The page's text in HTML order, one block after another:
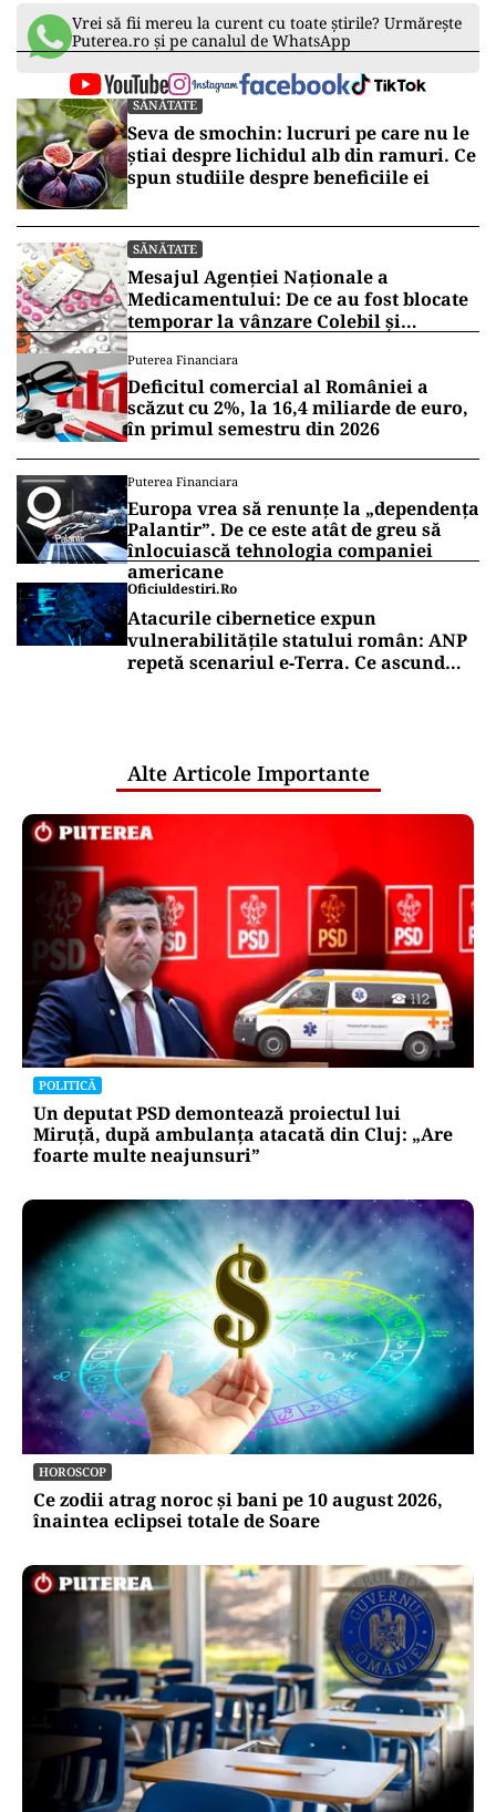
Vrei să fii mereu la curent cu toate știrile? Urmărește
Puterea.ro și pe canalul de WhatsApp
SĂNĂTATE
Seva de smochin: lucruri pe care nu le
știai despre lichidul alb din ramuri. Ce
spun studiile despre beneficiile ei
SĂNĂTATE
Mesajul Agenției Naționale a
Medicamentului: De ce au fost blocate
temporar la vânzare Colebil și
Puterea Financiara
Deficitul comercial al României a
scăzut cu 2%, la 16,4 miliarde de euro,
în primul semestru din 2026
Puterea Financiara
Europa vrea să renunțe la „dependența
Palantir”. De ce este atât de greu să
înlocuiască tehnologia companiei
americane
Oficiuldestiri.ro
Atacurile cibernetice expun
vulnerabilitățile statului român: ANP
repetă scenariul e‑Terra. Ce ascund
Alte Articole Importante
POLITICĂ
Un deputat PSD demontează proiectul lui
Miruță, după ambulanța atacată din Cluj: „Are
foarte multe neajunsuri”
HOROSCOP
Ce zodii atrag noroc și bani pe 10 august 2026,
înaintea eclipsei totale de Soare